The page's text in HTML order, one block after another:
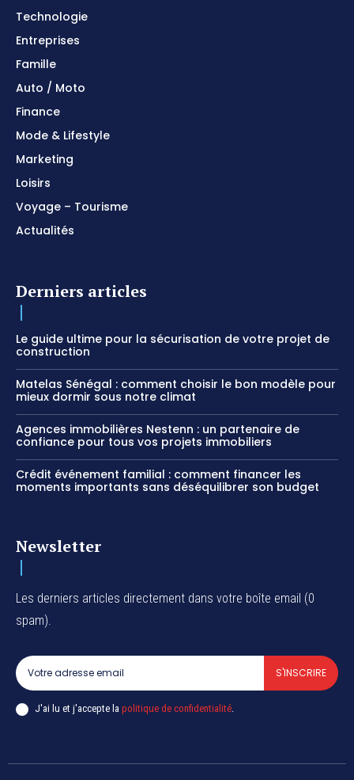
Technologie
Entreprises
Famille
Auto / Moto
Finance
Mode & Lifestyle
Marketing
Loisirs
Voyage – Tourisme
Actualités
Derniers articles
Le guide ultime pour la sécurisation de votre projet de
construction
Matelas Sénégal : comment choisir le bon modèle pour
mieux dormir sous notre climat
Agences immobilières Nestenn : un partenaire de
confiance pour tous vos projets immobiliers
Crédit événement familial : comment financer les
moments importants sans déséquilibrer son budget
Newsletter
Les derniers articles directement dans votre boîte email (0
spam).
S'INSCRIRE
J'ai lu et j'accepte la politique de confidentialité.